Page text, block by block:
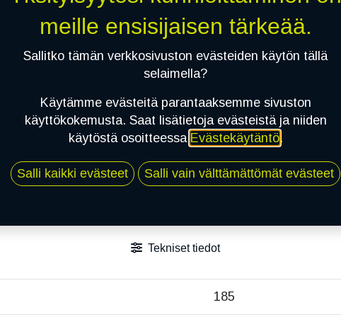
Toimitusehdot
Tekniset tiedot
185
meille ensisijaisen tärkeää.
Sallitko tämän verkkosivuston evästeiden käytön tällä
selaimella?
Käytämme evästeitä parantaaksemme sivuston
käyttökokemusta. Saat lisätietoja evästeistä ja niiden
käytöstä osoitteessa Evästekäytäntö.
Salli kaikki evästeet Salli vain välttämättömät evästeet